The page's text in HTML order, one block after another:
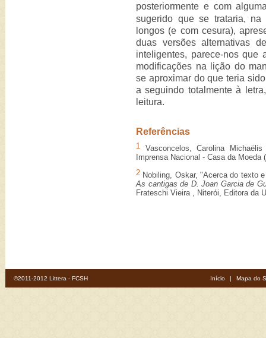
posteriormente e com
sugerido que se trataria,
longos (e com cesura),
duas versões alternativas
inteligentes, parece-nos que
modificações na lição do
se aproximar do que teria
a seguindo totalmente à
leitura.
Referências
1
Vasconcelos, Carolina
Imprensa Nacional - Casa da
2 Nobiling, Oskar, "Acerca do texto
As cantigas de D. Joan Garcia de
Frateschi Vieira , Niterói, Editora da
©2011-2012 Littera - FCSH Início | Mapa do